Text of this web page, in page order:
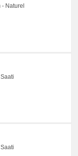
- Naturel